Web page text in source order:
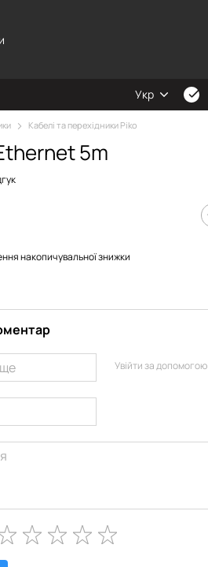
Укр
Кабелі та перехідники Piko
5m
накопичувальної знижки
Увійти за допомогою